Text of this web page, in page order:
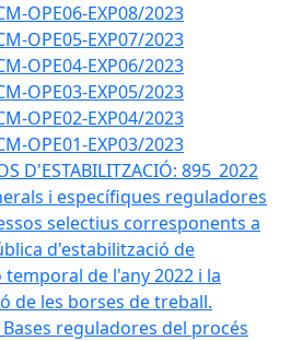
OPE06-EXP08/2023
OPE05-EXP07/2023
OPE04-EXP06/2023
OPE03-EXP05/2023
OPE02-EXP04/2023
OPE01-EXP03/2023
D'ESTABILITZACIÓ: 895_2022
i específiques reguladores
selectius corresponents a
d'estabilització de
temporal de l'any 2022 i la
de les borses de treball.
reguladores del procés